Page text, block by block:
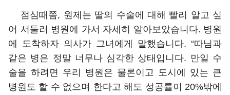
점심때쯤, 원제는 딸의 수술에 대해 빨리 알고 싶
어 서둘러 병원에 가서 자세히 알아보았습니다. 병원
에 도착하자 의사가 그녀에게 말했습니다. “따님과
같은 병은 정말 너무나 심각한 상태입니다. 만일 수
술을 하려면 우리 병원은 물론이고 도시에 있는 큰
병원도 할 수 없으며 한다고 해도 성공률이 20%밖에